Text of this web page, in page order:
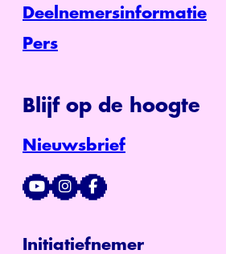
Deelnemersinformatie
Pers
Blijf op de hoogte
Nieuwsbrief
Initiatiefnemer